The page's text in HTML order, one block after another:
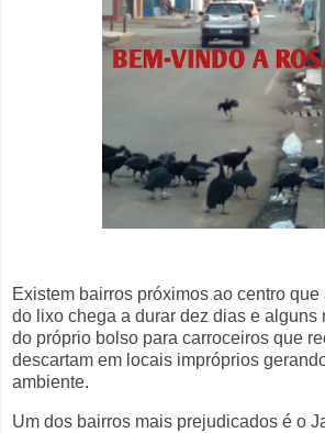
Existem bairros próximos ao centro
do lixo chega a durar dez dias e alguns
do próprio bolso para carroceiros que
descartam em locais impróprios
ambiente.
Um dos bairros mais prejudicados é o